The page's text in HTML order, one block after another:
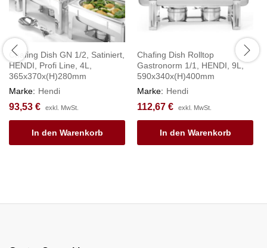
Chafing Dish GN 1/2, Satiniert,
HENDI, Profi Line, 4L,
365x370x(H)280mm
Marke: Hendi
93,53 € exkl. MwSt.
In den Warenkorb
Chafing Dish Rolltop
Gastronorm 1/1, HENDI, 9L,
590x340x(H)400mm
Marke: Hendi
112,67 € exkl. MwSt.
In den Warenkorb